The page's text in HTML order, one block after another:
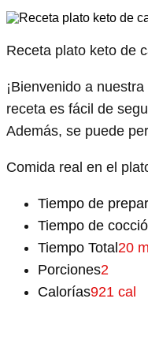
Receta plato keto de
¡Bienvenido a
receta es fácil de
Además, se puede
Comida real en el
Tiempo de
Tiempo de
Tiempo Total 20
Porciones2
Calorías921 cal